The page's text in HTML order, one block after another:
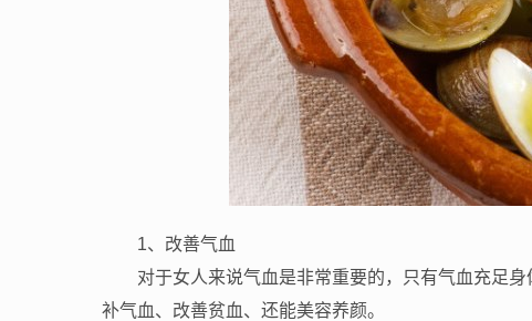
1、改善气血
对于女人来说气血是非常重要的，只有气血充足
补气血、改善贫血、还能美容养颜。